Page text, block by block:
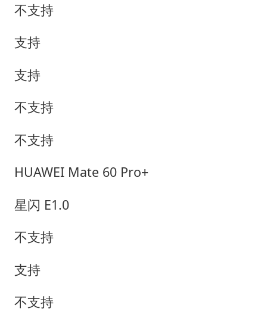
不支持
支持
支持
不支持
不支持
HUAWEI Mate 60 Pro+
星闪 E1.0
不支持
支持
不支持